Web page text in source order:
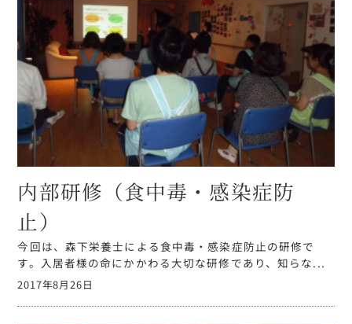
内部研修（食中毒・感染症防
止）
今回は、森下栄養士による食中毒・感染症防止の研修で
す。入居者様の命にかかわる大切な研修であり、知らな...
2017年8月26日